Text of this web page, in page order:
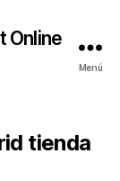
Online
Menú
tienda